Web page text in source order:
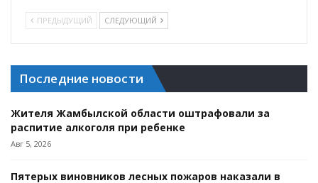
ПРЕДЫДУЩИЙ СЛЕДУЮЩИЙ
Последние новости
Жителя Жамбылской области оштрафовали за
распитие алкоголя при ребенке
Авг 5, 2026
Пятерых виновников лесных пожаров наказали в